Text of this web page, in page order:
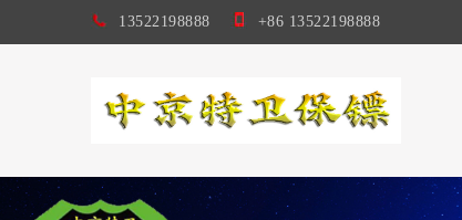
13522198888 +86 13522198888